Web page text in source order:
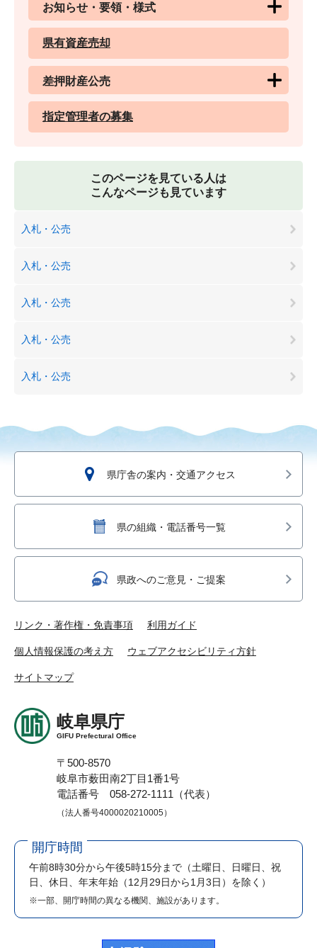
お知らせ・要領・様式
県有資産売却
差押財産公売
指定管理者の募集
このページを見ている人は
こんなページも見ています
入札・公売
入札・公売
入札・公売
入札・公売
入札・公売
県庁舎の案内・交通アクセス
県の組織・電話番号一覧
県政へのご意見・ご提案
リンク・著作権・免責事項 利用ガイド
個人情報保護の考え方 ウェブアクセシビリティ方針
サイトマップ
岐阜県庁
GIFU Prefectural Office
〒500-8570
岐阜市薮田南2丁目1番1号
電話番号 058-272-1111（代表）
（法人番号4000020210005）
開庁時間
午前8時30分から午後5時15分まで （土曜日、日曜日、祝
日、休日、年末年始（12月29日から1月3日）を除く）
※一部、開庁時間の異なる機関、施設があります。